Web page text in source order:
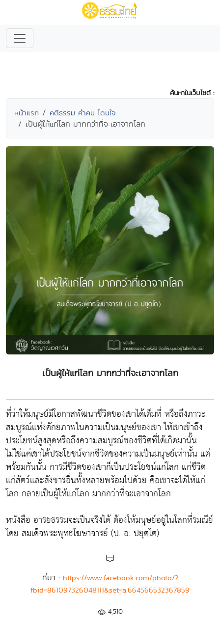
ค้นหาในเว็บไซต์ :
หน้าแรก คติธรรม คำคม โดนใจ
เป็นผู้ให้แก่โลก มากกว่าที่จะเอาจากโลก
เป็นผู้ให้แก่โลก มากกว่าที่จะเอาจากโลก
ที่ว่าให้มนุษย์มีโอกาสพัฒนาชีวิตของเขาได้เต็มที่ หรือถึงภาวะ
สมบูรณ์แห่งศักยภาพในความเป็นมนุษย์ของเขา ให้เขาเข้าถึง
ประโยชน์สูงสุดหรือถึงความสมบูรณ์ของชีวิตที่ได้เกิดมานั้น
ไม่ใช่แค่เขาได้ประโยชน์จากชีวิตของความเป็นมนุษย์เท่านั้น แต่
พร้อมกันนั้น การมีชีวิตของเขาก็เป็นประโยชน์แก่โลก แก่ชีวิต
แก่สัตว์และสังขารอื่นทั้งหลายพร้อมไปด้วย คือเขาจะได้ให้แก่
โลก กลายเป็นผู้ให้แก่โลก มากกว่าที่จะเอาจากโลก
หนังสือ อารยธรรมจะเป็นจริงได้ ต้องให้มนุษย์อยู่ในโลกที่รมณีย์
โดย สมเด็จพระพุทธโฆษาจารย์ (ป. อ. ปยุตฺโต)
ที่มา : https://www.facebook.com/photo/?
fbid=861097326048111&set=a.664566532367859
4,510